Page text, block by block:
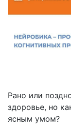
Рано или
здоровье, но
ясным умом?